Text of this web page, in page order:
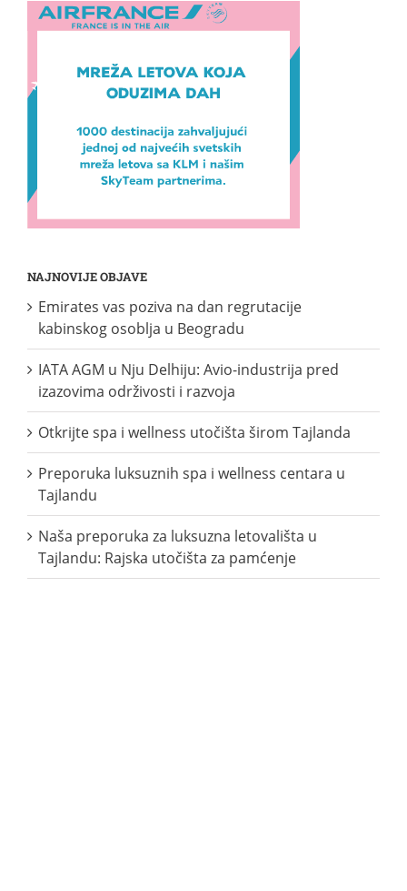
NAJNOVIJE OBJAVE
Emirates vas poziva na dan regrutacije
kabinskog osoblja u Beogradu
IATA AGM u Nju Delhiju: Avio-industrija pred
izazovima održivosti i razvoja
Otkrijte spa i wellness utočišta širom Tajlanda
Preporuka luksuznih spa i wellness centara u
Tajlandu
Naša preporuka za luksuzna letovališta u
Tajlandu: Rajska utočišta za pamćenje